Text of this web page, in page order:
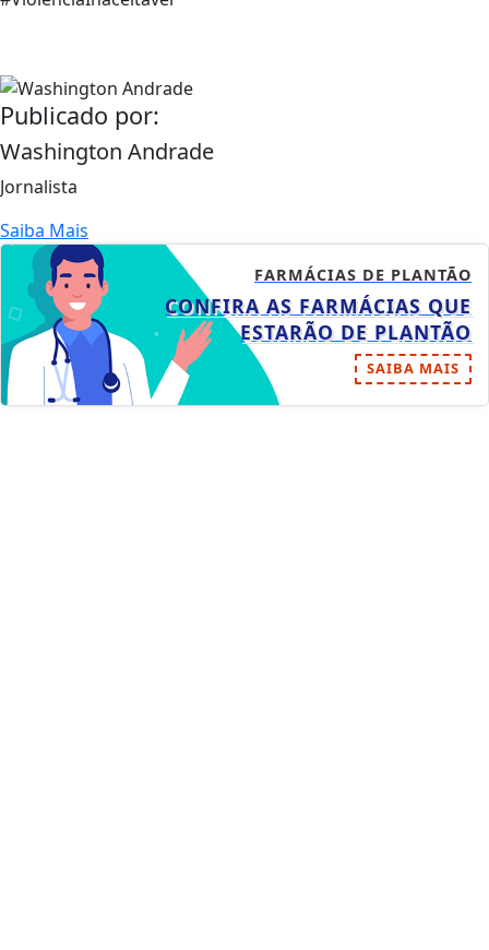
Publicado por:
Washington Andrade
Jornalista
Saiba Mais
FARMÁCIAS DE PLANTÃO
CONFIRA AS FARMÁCIAS QUE
ESTARÃO DE PLANTÃO
SAIBA MAIS